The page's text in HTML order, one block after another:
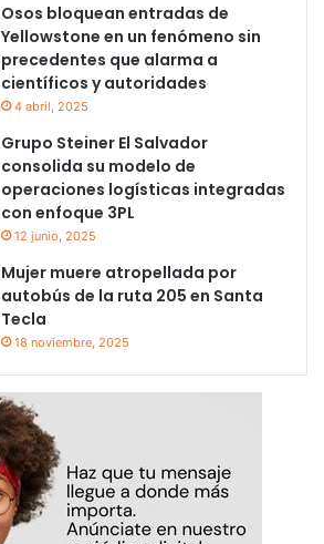
Osos bloquean entradas de
Yellowstone en un fenómeno sin
precedentes que alarma a
científicos y autoridades
4 abril, 2025
Grupo Steiner El Salvador
consolida su modelo de
operaciones logísticas integradas
con enfoque 3PL
12 junio, 2025
Mujer muere atropellada por
autobús de la ruta 205 en Santa
Tecla
18 noviembre, 2025